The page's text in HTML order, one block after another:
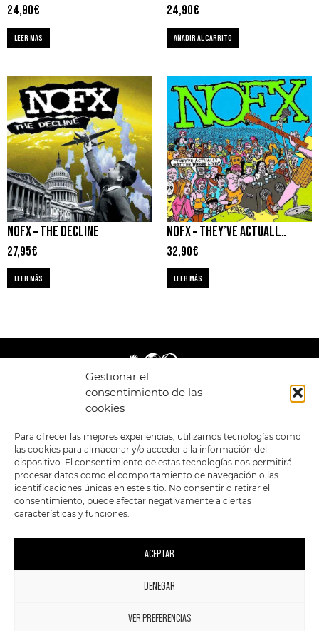
Gestionar el
consentimiento de las
cookies
Para ofrecer las mejores experiencias, utilizamos tecnologías como
las cookies para almacenar y/o acceder a la información del
dispositivo. El consentimiento de estas tecnologías nos permitirá
procesar datos como el comportamiento de navegación o las
identificaciones únicas en este sitio. No consentir o retirar el
consentimiento, puede afectar negativamente a ciertas
características y funciones.
ACEPTAR
DENEGAR
VER PREFERENCIAS
24,90€
LEER MÁS
24,90€
AÑADIR AL CARRITO
NOFX – THE DECLINE
27,95€
LEER MÁS
NOFX – THEY’VE ACTUALLY GOTTEN WORSE LIVE
32,90€
LEER MÁS
LEGAL
POLÍTICA DE
PRIVACIDAD
TÉRMINOS Y
CONDICIONES
GENERALES DE LA
POLÍTICA DE COOKIES
ENLACES
TIENDA
ESTILOS
FORMATOS
PREVENTAS
OFERTAS
MERCHANDISING